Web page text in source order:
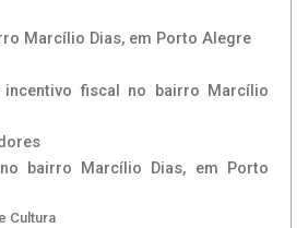
Marcílio Dias, em Porto Alegre
fiscal no bairro Marcílio
bairro Marcílio Dias, em Porto
Cultura